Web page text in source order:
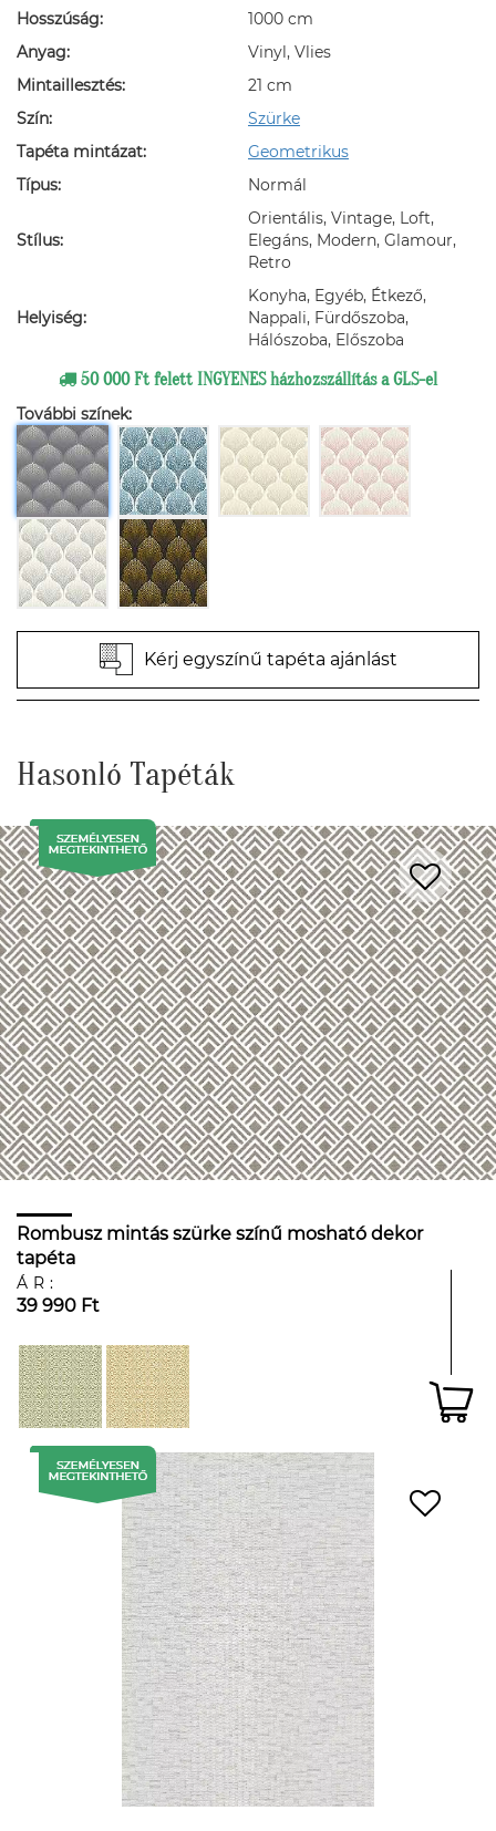
Hosszúság:
1000 cm
Anyag:
Vinyl, Vlies
Mintaillesztés:
21 cm
Szín:
Szürke
Tapéta mintázat:
Geometrikus
Típus:
Normál
Stílus:
Orientális, Vintage, Loft,
Elegáns, Modern, Glamour,
Retro
Helyiség:
Konyha, Egyéb, Étkező,
Nappali, Fürdőszoba,
Hálószoba, Előszoba
50 000 Ft felett INGYENES házhozszállítás a GLS-el
További színek:
Kérj egyszínű tapéta ajánlást
Hasonló Tapéták
Rombusz mintás szürke színű mosható dekor
tapéta
ÁR:
39 990 Ft